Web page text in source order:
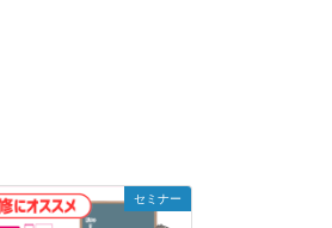
セミナー